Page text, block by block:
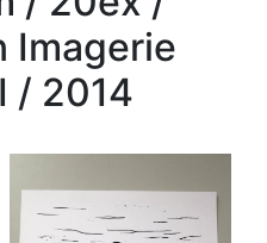
Imagerie
/ 2014